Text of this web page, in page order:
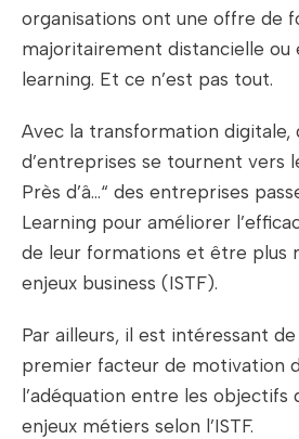
organisations ont une offre de
majoritairement distancielle ou
learning. Et ce n’est pas tout.
Avec la transformation digitale,
d’entreprises se tournent vers
Près d’â…“ des entreprises
Learning pour améliorer
de leur formations et être plus
enjeux business (ISTF).
Par ailleurs, il est intéressant
premier facteur de motivation
l’adéquation entre les
enjeux métiers selon l’ISTF.